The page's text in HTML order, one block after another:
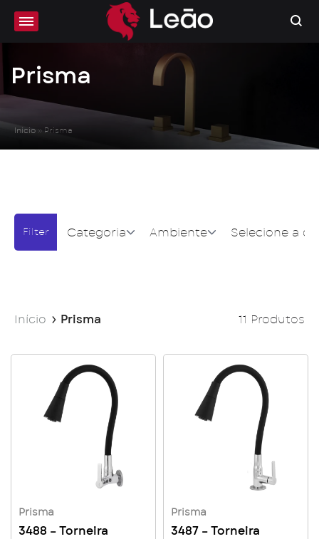
Prisma
Início » Prisma
Início Prisma 11 Produtos
Categoria Selecione a
Ambiente
Prisma
3488 – Torneira
Prisma
3487 – Torneira